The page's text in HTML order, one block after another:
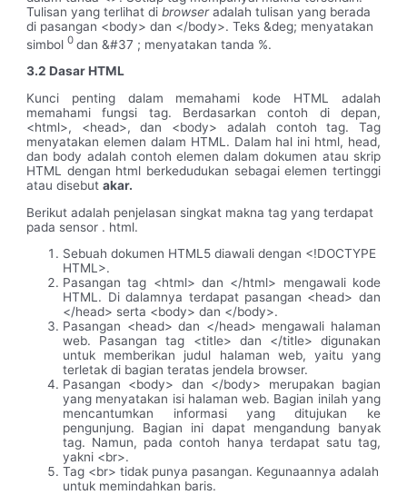
Tulisan yang terlihat dibrowseradalah tulisan yang berada
di pasangan <body> dan </body>. Teks &deg; menyatakan
simbol0 dan &#37 ; menyatakan tanda %.
3.2 Dasar HTML
Kunci penting dalam memahami kode HTML adalah
memahami fungsi tag. Berdasarkan contoh di depan,
<html>, <head>, dan <body> adalah contoh tag. Tag
menyatakan elemen dalam HTML. Dalam hal ini html, head,
dan body adalah contoh elemen dalam dokumen atau skrip
HTML dengan html berkedudukan sebagai elemen tertinggi
atau disebutakar.
Berikut adalah penjelasan singkat makna tag yang terdapat
pada sensor . html.
Sebuah dokumen HTML5 diawali dengan <!DOCTYPE
HTML>.
Pasangan tag <html> dan </html> mengawali kode
HTML. Di dalamnya terdapat pasangan <head> dan
</head> serta <body> dan </body>.
Pasangan <head> dan </head> mengawali halaman
web. Pasangan tag <title> dan </title> digunakan
untuk memberikan judul halaman web, yaitu yang
terletak di bagian teratas jendela browser.
Pasangan <body> dan </body> merupakan bagian
yang menyatakan isi halaman web. Bagian inilah yang
mencantumkan informasi yang ditujukan ke
pengunjung. Bagian ini dapat mengandung banyak
tag. Namun, pada contoh hanya terdapat satu tag,
yakni <br>.
Tag <br> tidak punya pasangan. Kegunaannya adalah
untuk memindahkan baris.